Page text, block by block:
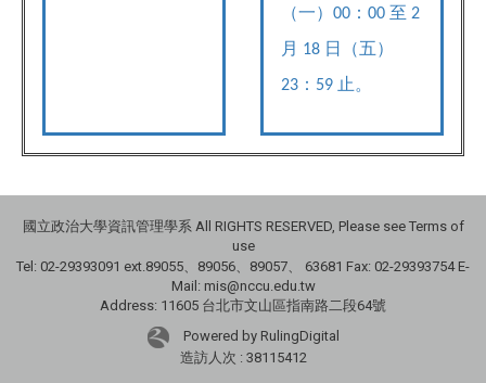
（一）00 ：00至 2
月 18 日（五）
23 ： 59止。
國立政治大學資訊管理學系 All RIGHTS RESERVED, Please see Terms of
use
Tel: 02-29393091 ext.89055、89056、89057、
63681 Fax: 02-29393754 E-
Mail: mis@nccu.edu.tw
Address: 11605 台北市文山區指南路二段64號
Powered by RulingDigital
造訪人次 : 38115412